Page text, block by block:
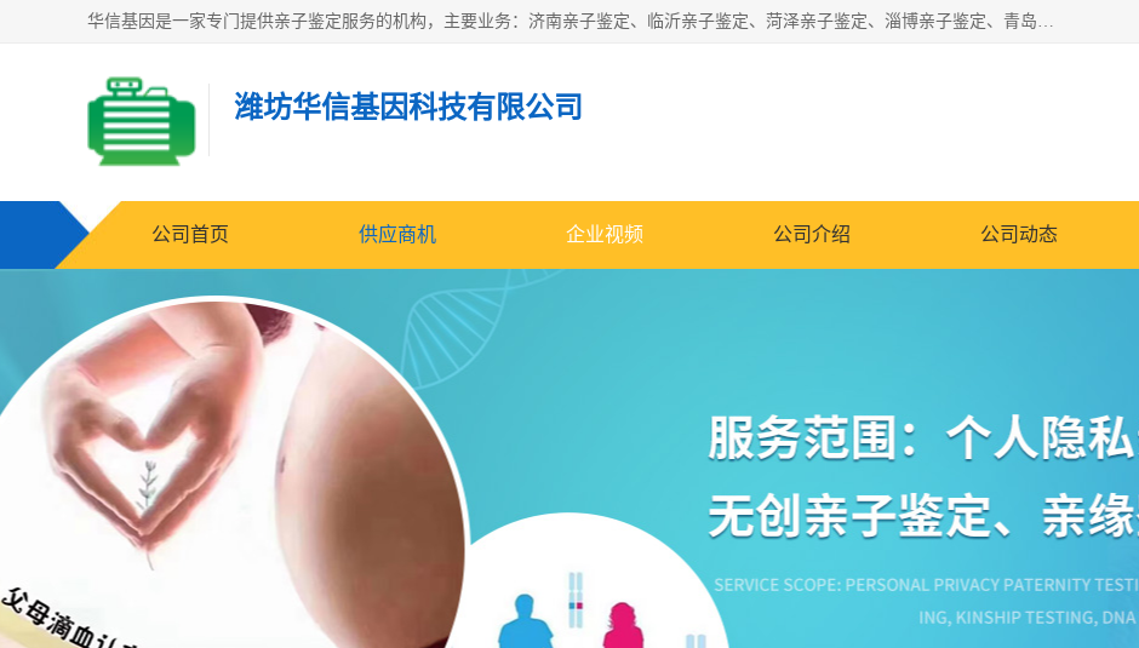
华信基因是一家专门提供亲子鉴定服务的机构，主要业务：济南亲子鉴定、临沂亲子鉴定、菏泽亲子鉴定、淄博亲子鉴定、青岛亲子鉴定、日照亲子鉴定、临朐亲子鉴定、寿光亲子鉴定等，联合广州、上海、北京、深圳、杭州、武汉、成都、合肥、贵阳、沈阳等地区有法医物证鉴定机构及基因检测公司，为国内外客户提供便捷的DNA鉴定服务。
潍坊华信基因科技有限公司
公司首页 供应商机 企业视频 公司介绍 公司动态